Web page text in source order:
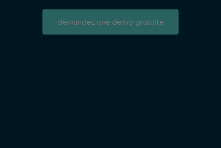
demandez une demo gratuite